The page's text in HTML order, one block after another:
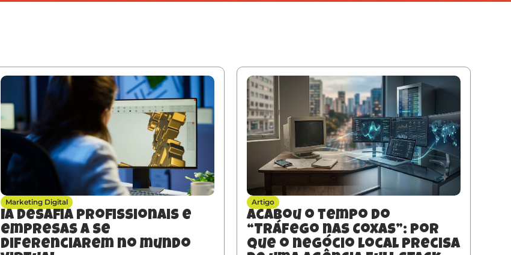
Marketing Digital
IA desafia profissionais e
empresas a se
diferenciarem no mundo
Artigo
Acabou o tempo do
“Tráfego nas Coxas”: Por
que o negócio local precisa